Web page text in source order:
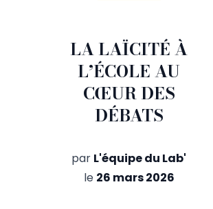
LA LAÏCITÉ À
L’ÉCOLE AU
CŒUR DES
DÉBATS
par L'équipe du Lab'
le 26 mars 2026